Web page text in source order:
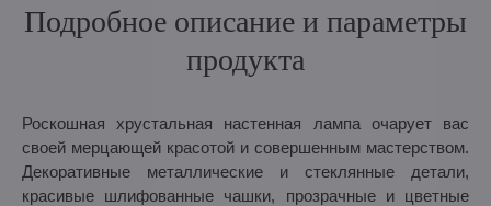
Подробное описание и параметры
продукта
Роскошная хрустальная настенная лампа очарует вас
своей мерцающей красотой и совершенным мастерством.
Декоративные металлические и стеклянные детали,
красивые шлифованные чашки, прозрачные и цветные